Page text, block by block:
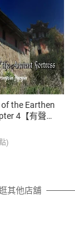
者保護法七日猶
保護法及通訊交
適用準則，依商
詳細退換貨說明
the Earthen
4【有聲
)
其他店舖